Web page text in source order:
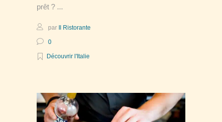
prêt ?
par Il Ristorante
0
Découvrir l'Italie